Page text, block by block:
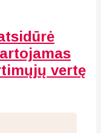
vertę